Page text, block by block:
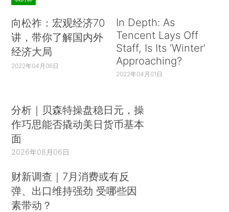
向松祚：宏观经济70
讲，带你了解国内外
经济大局
2022年04月06日
In Depth: As
Tencent Lays Off
Staff, Is Its ‘Winter’
Approaching?
2022年04月01日
分析｜贝森特操盘稳日元，操
作巧思能否撬动美日货币基本
面
2026年08月06日
财新调查｜7月消费或有反
弹、出口维持强劲 受哪些因
素带动？